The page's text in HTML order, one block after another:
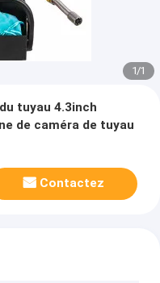
1/1
tuyau 4.3inch
de caméra de tuyau
Contactez